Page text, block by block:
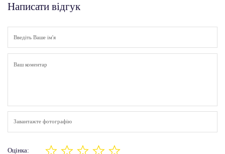
Написати відгук
Завантажте фотографію
Оцінка: